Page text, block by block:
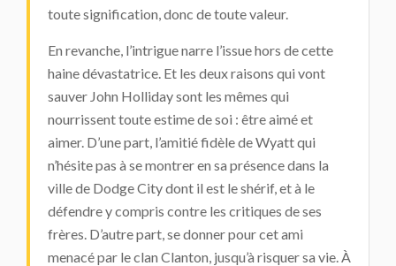
toute signification, donc de toute valeur.
En revanche, l’intrigue narre l’issue hors de cette
haine dévastatrice. Et les deux raisons qui vont
sauver John Holliday sont les mêmes qui
nourrissent toute estime de soi : être aimé et
aimer. D’une part, l’amitié fidèle de Wyatt qui
n’hésite pas à se montrer en sa présence dans la
ville de Dodge City dont il est le shérif, et à le
défendre y compris contre les critiques de ses
frères. D’autre part, se donner pour cet ami
menacé par le clan Clanton, jusqu’à risquer sa vie. À